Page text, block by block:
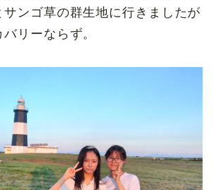
サンゴ草の群生地に行きましたが
リーならず。